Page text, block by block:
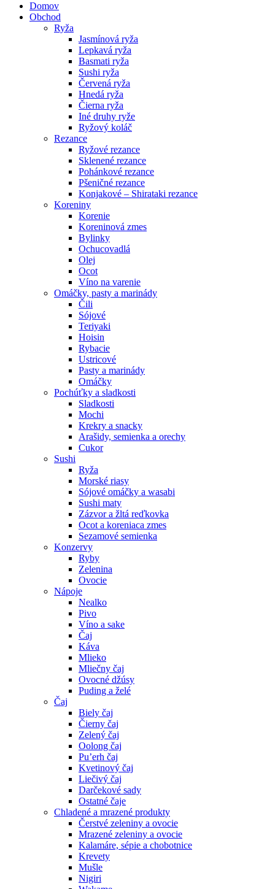
Domov
Obchod
Ryža
Jasmínová ryža
Lepkavá ryža
Basmati ryža
Sushi ryža
Červená ryža
Hnedá ryža
Čierna ryža
Iné druhy ryže
Ryžový koláč
Rezance
Ryžové rezance
Sklenené rezance
Pohánkové rezance
Pšeničné rezance
Konjakové – Shirataki rezance
Koreniny
Korenie
Koreninová zmes
Bylinky
Ochucovadlá
Olej
Ocot
Víno na varenie
Omáčky, pasty a marinády
Čili
Sójové
Teriyaki
Hoisin
Rybacie
Ustricové
Pasty a marinády
Omáčky
Pochúťky a sladkosti
Sladkosti
Mochi
Krekry a snacky
Arašidy, semienka a orechy
Cukor
Sushi
Ryža
Morské riasy
Sójové omáčky a wasabi
Sushi maty
Zázvor a žltá reďkovka
Ocot a koreniaca zmes
Sezamové semienka
Konzervy
Ryby
Zelenina
Ovocie
Nápoje
Nealko
Pivo
Víno a sake
Čaj
Káva
Mlieko
Mliečny čaj
Ovocné džúsy
Puding a želé
Čaj
Biely čaj
Čierny čaj
Zelený čaj
Oolong čaj
Pu’erh čaj
Kvetinový čaj
Liečivý čaj
Darčekové sady
Ostatné čaje
Chladené a mrazené produkty
Čerstvé zeleniny a ovocie
Mrazené zeleniny a ovocie
Kalamáre, sépie a chobotnice
Krevety
Mušle
Nigiri